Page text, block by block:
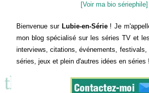
[Voir ma bio sériephile]
Bienvenue sur Lubie-en-Série! Je
mon blog spécialisé sur les séries TV et
interviews, citations, événements, festivals,
séries, jeux et plein d'autres idées en séries !